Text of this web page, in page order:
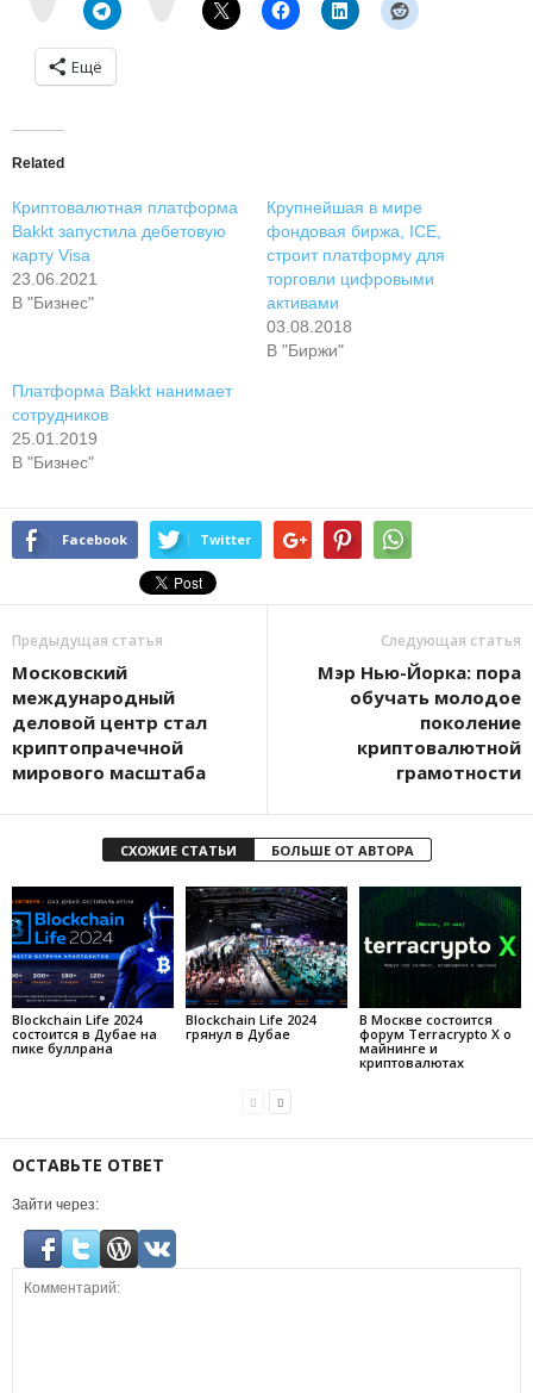
Ещё
Related
Криптовалютная платформа
Bakkt запустила дебетовую
карту Visa
23.06.2021
В "Бизнес"
Крупнейшая в мире
фондовая биржа, ICE,
строит платформу для
торговли цифровыми
активами
03.08.2018
В "Биржи"
Платформа Bakkt нанимает
сотрудников
25.01.2019
В "Бизнес"
Facebook Twitter
Предыдущая статья
Московский
международный
деловой центр стал
криптопрачечной
мирового масштаба
Следующая статья
Мэр Нью-Йорка: пора
обучать молодое
поколение
криптовалютной
грамотности
СХОЖИЕ СТАТЬИ БОЛЬШЕ ОТ АВТОРА
Blockchain Life 2024
состоится в Дубае на
пике буллрана
Blockchain Life 2024
грянул в Дубае
В Москве состоится
форум Terracrypto X о
майнинге и
криптовалютах
ОСТАВЬТЕ ОТВЕТ
Зайти через: